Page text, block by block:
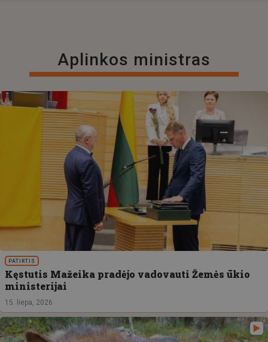
Aplinkos ministras
PATIRTIS
Kęstutis Mažeika pradėjo vadovauti Žemės ūkio
ministerijai
15. liepa, 2026